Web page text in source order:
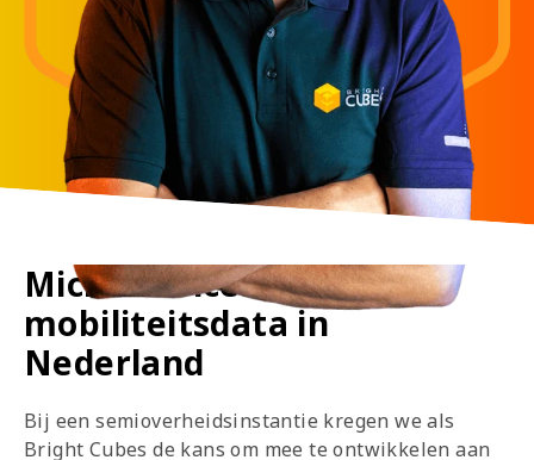
Microservices voor de
mobiliteitsdata in
Nederland
Bij een semioverheidsinstantie kregen we als
Bright Cubes de kans om mee te ontwikkelen aan